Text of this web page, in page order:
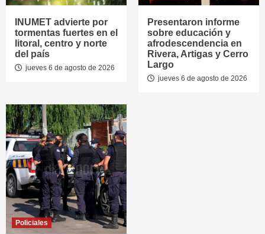
INUMET advierte por
tormentas fuertes en el
litoral, centro y norte
del país
jueves 6 de agosto de 2026
Presentaron informe
sobre educación y
afrodescendencia en
Rivera, Artigas y Cerro
Largo
jueves 6 de agosto de 2026
Policiales